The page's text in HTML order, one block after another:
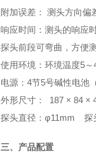
附加误差： 测头方向偏
响应时间：测头的响应
探头前段可弯曲，方便
使用环境：环境温度5
电源：4节5号碱性电池
外形尺寸： 187 × 84
探头直径：φ11mm
三、产品配置